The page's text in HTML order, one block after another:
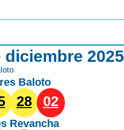
2025
Baloto
28 02
Revancha